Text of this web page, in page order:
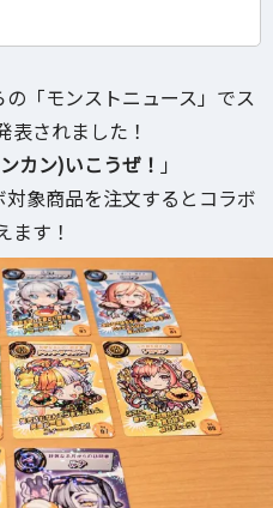
「モンストニュース」でス
表されました！
カン)いこうぜ！ 」
象商品を注文するとコラボ
ます！